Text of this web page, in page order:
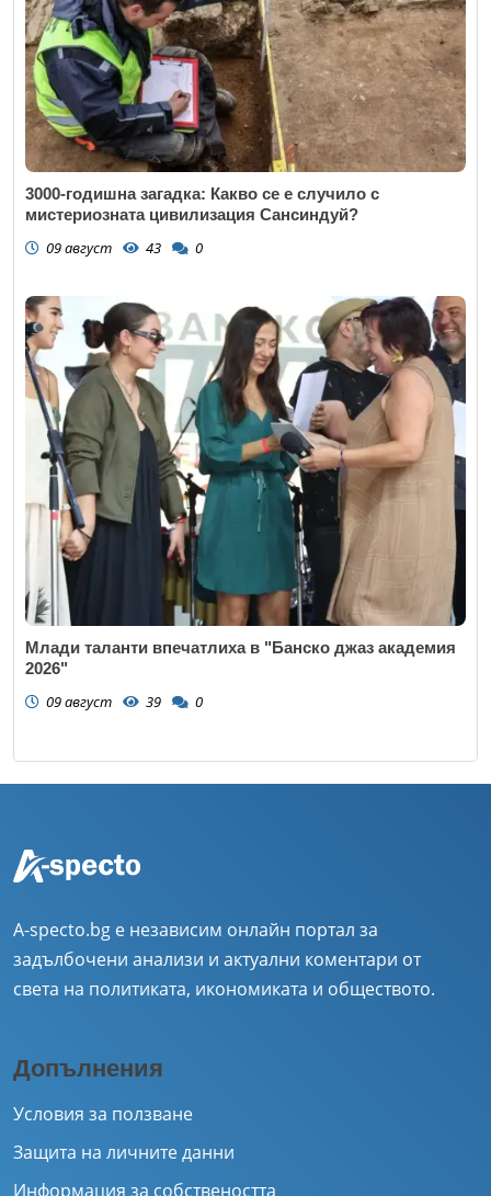
3000-годишна загадка: Какво се е случило с
мистериозната цивилизация Сансиндуй?
09 август 43 0
Млади таланти впечатлиха в "Банско джаз академия
2026"
09 август 39 0
A-specto.bg е независим онлайн портал за
задълбочени анализи и актуални коментари от
света на политиката, икономиката и обществото.
Допълнения
Условия за ползване
Защита на личните данни
Информация за собствеността